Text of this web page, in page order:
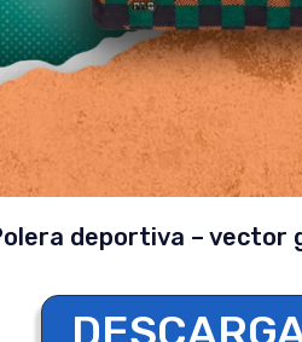
deportiva – vector